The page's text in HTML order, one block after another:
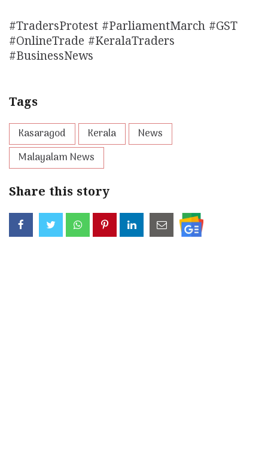
#TradersProtest #ParliamentMarch #GST
#OnlineTrade #KeralaTraders
#BusinessNews
Tags
Kasaragod Kerala
News
Malayalam News
Share this story